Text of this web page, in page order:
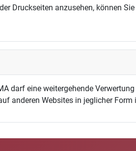
Druckseiten anzusehen, können
darf eine weitergehende
anderen Websites in jeglicher